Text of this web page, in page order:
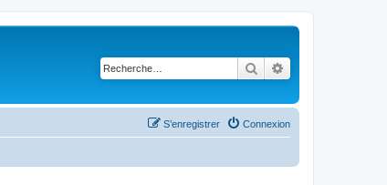
Rechercher
Connexion
S’enregistrer